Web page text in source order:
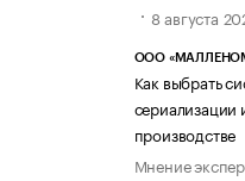
8 августа
ООО
Как выбрать
сериализации
производстве
Мнение